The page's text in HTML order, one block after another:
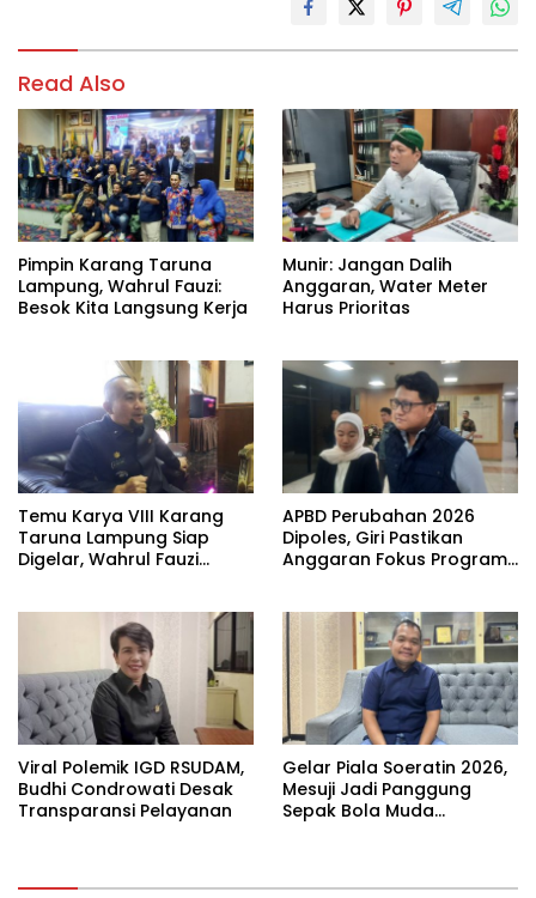
Read Also
Pimpin Karang Taruna
Lampung, Wahrul Fauzi:
Besok Kita Langsung Kerja
Munir: Jangan Dalih
Anggaran, Water Meter
Harus Prioritas
Temu Karya VIII Karang
Taruna Lampung Siap
Digelar, Wahrul Fauzi
APBD Perubahan 2026
Dipoles, Giri Pastikan
Anggaran Fokus Program
Viral Polemik IGD RSUDAM,
Budhi Condrowati Desak
Transparansi Pelayanan
Gelar Piala Soeratin 2026,
Mesuji Jadi Panggung
Sepak Bola Muda